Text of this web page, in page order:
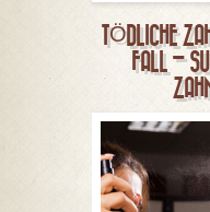
TÖDLICHE
FALL –